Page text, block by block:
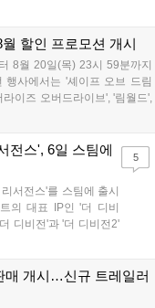
출이 예정되어 있어 게임 내
할인 프로모션 개시
8월 20일(목) 23시 59분까지
사에서는 '셰이프 오브 드림
이즈 오버드라이브', '림월드',
인기 타이틀을 최대 90% 할
을 수 있으며, 자세한 내용은
니다....
전스', 6일 스팀에
서전스'를 스팀에 출시
의 대표 IP인 '더 디비
디비전'과 '더 디비전2'
히 새로운 독립형 스토
5
매 개시…신규 트레일러